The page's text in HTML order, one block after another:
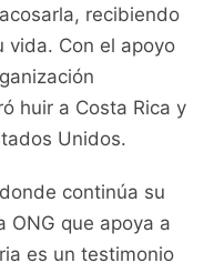
recibiendo
vida. Con el apoyo
huir a Costa Rica y
Unidos.
continúa su
ONG que apoya a
es un testimonio